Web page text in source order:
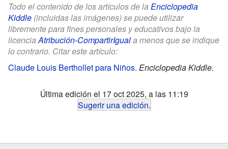
Todo el contenido de los artículos de la Enciclopedia
Kiddle (incluidas las imágenes) se puede utilizar
libremente para fines personales y educativos bajo la
licenciaAtribución-CompartirIguala menos que se indique
lo contrario. Citar este artículo:
Claude Louis Berthollet para Niños. Enciclopedia Kiddle.
Última edición el 17 oct 2025, a las 11:19
Sugerir una edición.